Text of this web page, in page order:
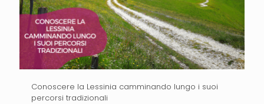
Conoscere la Lessinia camminando lungo i suoi
percorsi tradizionali